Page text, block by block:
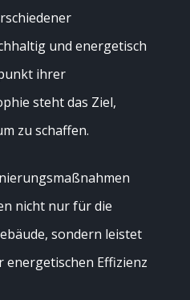
und energetisch
ihrer
steht das Ziel,
zu schaffen.
nicht nur für die
sondern leistet
energetischen Effizienz